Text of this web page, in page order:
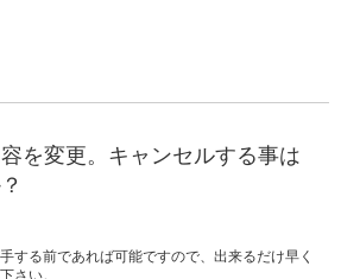
を変更。キャンセルする事は
する前であれば可能ですので、出来るだけ早く
さい。